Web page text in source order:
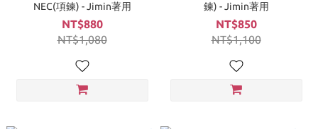
NEC(項鍊) - Jimin著用
NT$880
NT$1,080
鍊) - Jimin著用
NT$850
NT$1,100